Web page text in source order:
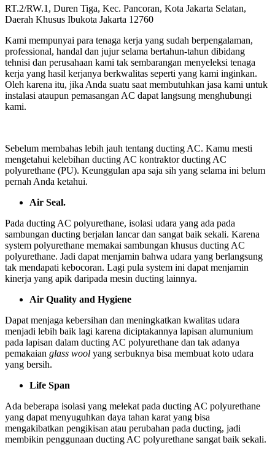
RT.2/RW.1, Duren Tiga, Kec. Pancoran, Kota Jakarta Selatan,
Daerah Khusus Ibukota Jakarta 12760
Kami mempunyai para tenaga kerja yang sudah berpengalaman,
professional, handal dan jujur selama bertahun-tahun dibidang
tehnisi dan perusahaan kami tak sembarangan menyeleksi tenaga
kerja yang hasil kerjanya berkwalitas seperti yang kami inginkan.
Oleh karena itu, jika Anda suatu saat membutuhkan jasa kami untuk
instalasi ataupun pemasangan AC dapat langsung menghubungi
kami.
Sebelum membahas lebih jauh tentang ducting AC. Kamu mesti
mengetahui kelebihan ducting AC kontraktor ducting AC
polyurethane (PU). Keunggulan apa saja sih yang selama ini belum
pernah Anda ketahui.
Air Seal.
Pada ducting AC polyurethane, isolasi udara yang ada pada
sambungan ducting berjalan lancar dan sangat baik sekali. Karena
system polyurethane memakai sambungan khusus ducting AC
polyurethane. Jadi dapat menjamin bahwa udara yang berlangsung
tak mendapati kebocoran. Lagi pula system ini dapat menjamin
kinerja yang apik daripada mesin ducting lainnya.
Air Quality and Hygiene
Dapat menjaga kebersihan dan meningkatkan kwalitas udara
menjadi lebih baik lagi karena diciptakannya lapisan alumunium
pada lapisan dalam ducting AC polyurethane dan tak adanya
pemakaian glass wool yang serbuknya bisa membuat koto udara
yang bersih.
Life Span
Ada beberapa isolasi yang melekat pada ducting AC polyurethane
yang dapat menyuguhkan daya tahan karat yang bisa
mengakibatkan pengikisan atau perubahan pada ducting, jadi
membikin penggunaan ducting AC polyurethane sangat baik sekali.